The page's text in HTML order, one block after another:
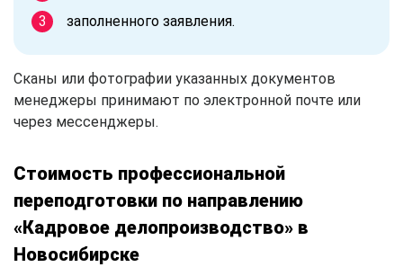
заполненного заявления.
Сканы или фотографии указанных документов
менеджеры принимают по электронной почте или
через мессенджеры.
Стоимость профессиональной
переподготовки по направлению
«Кадровое делопроизводство» в
Новосибирске